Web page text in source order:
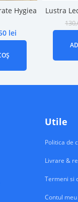
Hygiea
lei
Lustra
Utile
Politica de
Livrare &
Termeni si
Contul meu